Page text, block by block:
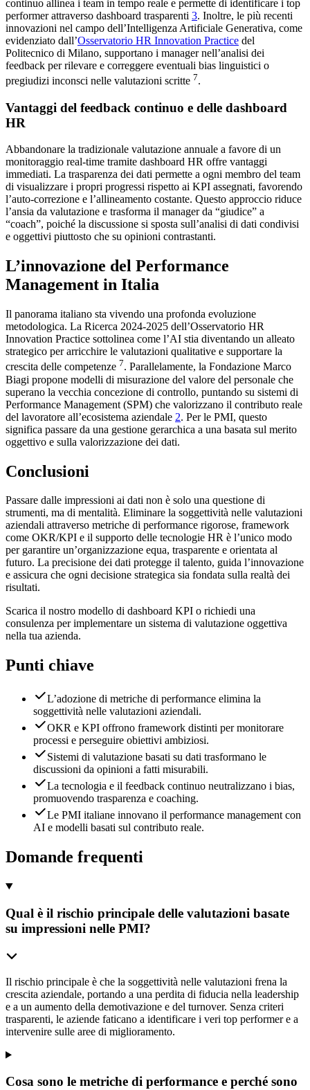
continuo allinea i team in tempo reale e permette di identificare i top
performer attraverso dashboard trasparenti 3. Inoltre, le più recenti
innovazioni nel campo dell’Intelligenza Artificiale Generativa, come
evidenziato dall’Osservatorio HR Innovation Practice del
Politecnico di Milano, supportano i manager nell’analisi dei
feedback per rilevare e correggere eventuali bias linguistici o
pregiudizi inconsci nelle valutazioni scritte 7.
Vantaggi del feedback continuo e delle dashboard
HR
Abbandonare la tradizionale valutazione annuale a favore di un
monitoraggio real-time tramite dashboard HR offre vantaggi
immediati. La trasparenza dei dati permette a ogni membro del team
di visualizzare i propri progressi rispetto ai KPI assegnati, favorendo
l’auto-correzione e l’allineamento costante. Questo approccio riduce
l’ansia da valutazione e trasforma il manager da “giudice” a
“coach”, poiché la discussione si sposta sull’analisi di dati condivisi
e oggettivi piuttosto che su opinioni contrastanti.
L’innovazione del Performance
Management in Italia
Il panorama italiano sta vivendo una profonda evoluzione
metodologica. La Ricerca 2024-2025 dell’Osservatorio HR
Innovation Practice sottolinea come l’AI stia diventando un alleato
strategico per arricchire le valutazioni qualitative e supportare la
crescita delle competenze 7. Parallelamente, la Fondazione Marco
Biagi propone modelli di misurazione del valore del personale che
superano la vecchia concezione di controllo, puntando su sistemi di
Performance Management (SPM) che valorizzano il contributo reale
del lavoratore all’ecosistema aziendale 2. Per le PMI, questo
significa passare da una gestione gerarchica a una basata sul merito
oggettivo e sulla valorizzazione dei dati.
Conclusioni
Passare dalle impressioni ai dati non è solo una questione di
strumenti, ma di mentalità. Eliminare la soggettività nelle valutazioni
aziendali attraverso metriche di performance rigorose, framework
come OKR/KPI e il supporto delle tecnologie HR è l’unico modo
per garantire un’organizzazione equa, trasparente e orientata al
futuro. La precisione dei dati protegge il talento, guida l’innovazione
e assicura che ogni decisione strategica sia fondata sulla realtà dei
risultati.
Scarica il nostro modello di dashboard KPI o richiedi una
consulenza per implementare un sistema di valutazione oggettiva
nella tua azienda.
Punti chiave
L’adozione di metriche di performance elimina la
soggettività nelle valutazioni aziendali.
OKR e KPI offrono framework distinti per monitorare
processi e perseguire obiettivi ambiziosi.
Sistemi di valutazione basati su dati trasformano le
discussioni da opinioni a fatti misurabili.
La tecnologia e il feedback continuo neutralizzano i bias,
promuovendo trasparenza e coaching.
Le PMI italiane innovano il performance management con
AI e modelli basati sul contributo reale.
Domande frequenti
Qual è il rischio principale delle valutazioni basate
su impressioni nelle PMI?
Il rischio principale è che la soggettività nelle valutazioni frena la
crescita aziendale, portando a una perdita di fiducia nella leadership
e a un aumento della demotivazione e del turnover. Senza criteri
trasparenti, le aziende faticano a identificare i veri top performer e a
intervenire sulle aree di miglioramento.
Cosa sono le metriche di performance e perché sono